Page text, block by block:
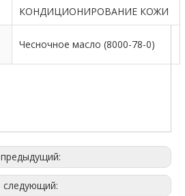
КОНДИЦИОНИРОВАНИЕ КОЖИ
Чесночное масло (8000-78-0)
предыдущий:
следующий: